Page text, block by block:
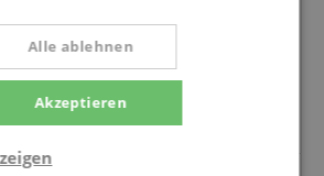
Kunden, die in unserem
sind und das Produkt
erworben haben, können im
Bewertung für den Artikel
Akzeptieren
Alle ablehnen